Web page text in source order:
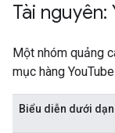
Tài
Một nhóm quảng
mục hàng
Biểu diễn dưới